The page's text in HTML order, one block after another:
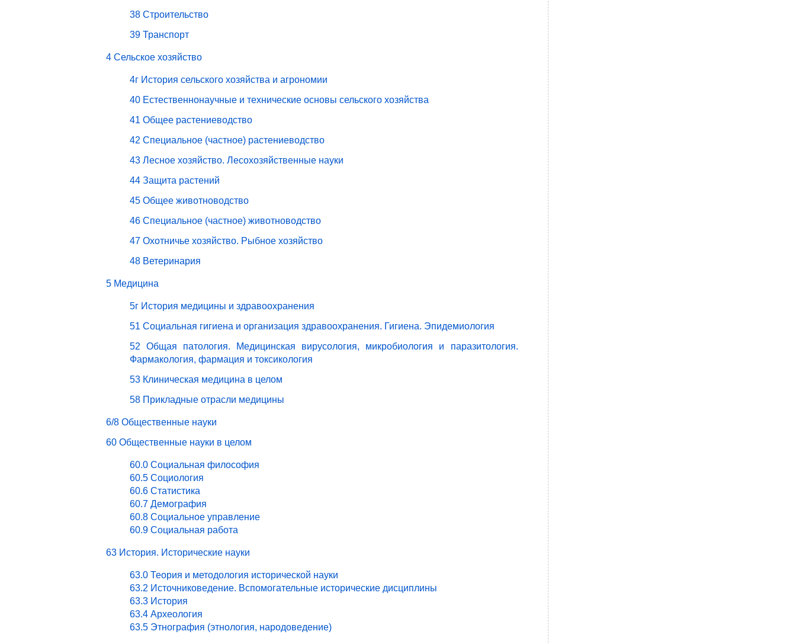
38 Строительство
39 Транспорт
4 Сельское хозяйство
4г История сельского хозяйства и агрономии
40 Естественнонаучные и технические основы сельского хозяйства
41 Общее растениеводство
42 Специальное (частное) растениеводство
43 Лесное хозяйство. Лесохозяйственные науки
44 Защита растений
45 Общее животноводство
46 Специальное (частное) животноводство
47 Охотничье хозяйство. Рыбное хозяйство
48 Ветеринария
5 Медицина
5г История медицины и здравоохранения
51 Социальная гигиена и организация здравоохранения. Гигиена. Эпидемиология
52 Общая патология. Медицинская вирусология, микробиология и паразитология.
Фармакология, фармация и токсикология
53 Клиническая медицина в целом
58 Прикладные отрасли медицины
6/8 Общественные науки
60 Общественные науки в целом
60.0 Социальная философия
60.5 Социология
60.6 Статистика
60.7 Демография
60.8 Социальное управление
60.9 Социальная работа
63 История. Исторические науки
63.0 Теория и методология исторической науки
63.2 Источниковедение. Вспомогательные исторические дисциплины
63.3 История
63.4 Археология
63.5 Этнография (этнология, народоведение)